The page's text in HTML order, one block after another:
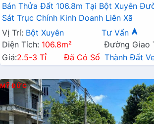
Bán Thửa Đất 106.8m Tại Bột Xuyên
Sát Trục Chính Kinh Doanh Liên Xã
Vị Trí: Bột Xuyên Tư Vấn
Diện Tích: 106.8m²
Đường Giao
Giá:2.5-3 Tỉ Đã Có Sổ Thành Đất
MỸ ĐỨC